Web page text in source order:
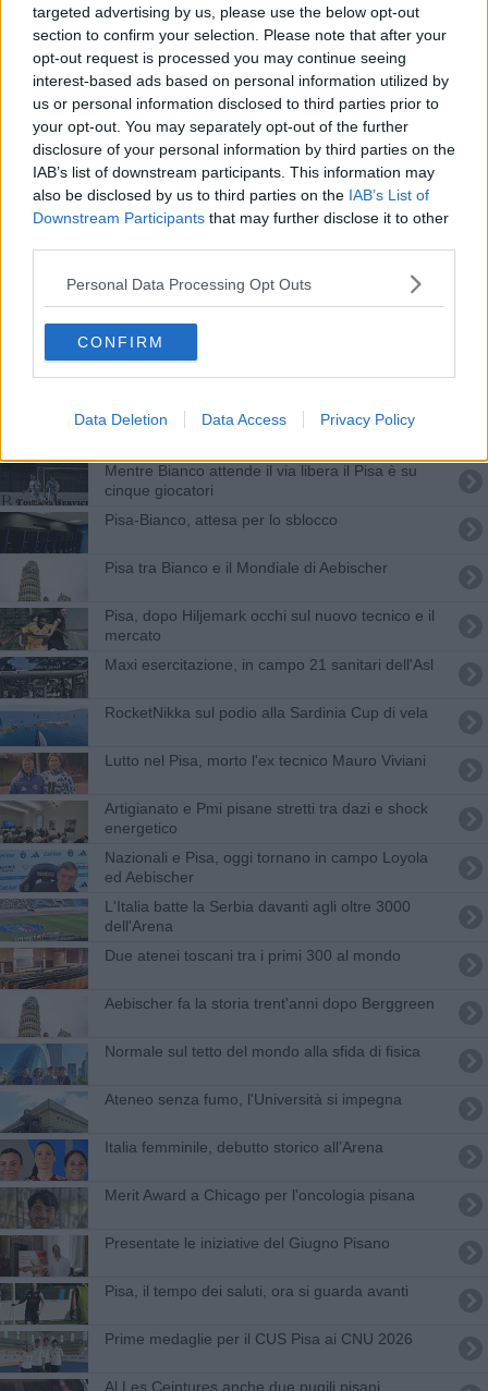
targeted advertising by us, please use the below opt-out
section to confirm your selection. Please note that after your
opt-out request is processed you may continue seeing
interest-based ads based on personal information utilized by
us or personal information disclosed to third parties prior to
your opt-out. You may separately opt-out of the further
disclosure of your personal information by third parties on the
IAB’s list of downstream participants. This information may
also be disclosed by us to third parties on the IAB’s List of
Downstream Participants that may further disclose it to other
Personal Data Processing Opt Outs
CONFIRM
Data Deletion Data Access Privacy Policy
Alfa
Studenti nel Guinness dei primati con un aereo di
carta
Doppio impegno per la Squadra Corse Città di
Pisa
Calciomercato, accelerata Leone, plusvalenze
Lind ed Aebischer
Da Emma ai Deep Purple, tutti i nomi del Pisa
Summer knights
Alkedo protagonista ai Mondiali in Sardegna
L’Università di Pisa sale al 341° posto mondiale
Pisa Jazz Rebirth, un Luglio di grandi stelle
Alkedo ai Mondiali di Porto Cervo
A Cisanello la panchina del dono
Mentre Bianco attende il via libera il Pisa è su
cinque giocatori
Pisa-Bianco, attesa per lo sblocco
Pisa tra Bianco e il Mondiale di Aebischer
Pisa, dopo Hiljemark occhi sul nuovo tecnico e il
mercato
Maxi esercitazione, in campo 21 sanitari dell'Asl
RocketNikka sul podio alla Sardinia Cup di vela
Lutto nel Pisa, morto l'ex tecnico Mauro Viviani
Artigianato e Pmi pisane stretti tra dazi e shock
energetico
Nazionali e Pisa, oggi tornano in campo Loyola
ed Aebischer
L'Italia batte la Serbia davanti agli oltre 3000
dell'Arena
Due atenei toscani tra i primi 300 al mondo
Aebischer fa la storia trent'anni dopo Berggreen
Normale sul tetto del mondo alla sfida di fisica
Ateneo senza fumo, l'Università si impegna
Italia femminile, debutto storico all’Arena
Merit Award a Chicago per l'oncologia pisana
Presentate le iniziative del Giugno Pisano
Pisa, il tempo dei saluti, ora si guarda avanti
Prime medaglie per il CUS Pisa ai CNU 2026
Al Les Ceintures anche due pugili pisani